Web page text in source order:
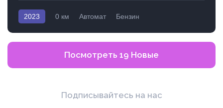
2023 0 км Автомат
Бензин
Подписывайтесь на нас
Посмотреть 19 Новые